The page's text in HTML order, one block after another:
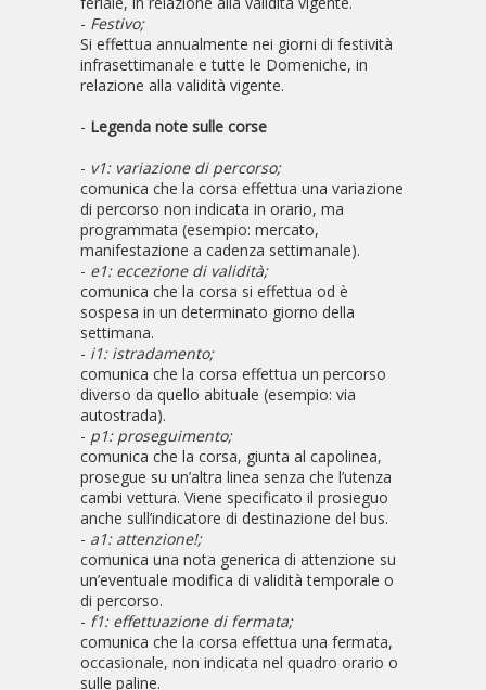
- Festivo;
Si effettua annualmente nei giorni di festività
infrasettimanale e tutte le Domeniche, in
relazione alla validità vigente.
- Legenda note sulle corse
- v1: variazione di percorso;
comunica che la corsa effettua una variazione
di percorso non indicata in orario, ma
programmata (esempio: mercato,
manifestazione a cadenza settimanale).
- e1: eccezione di validità;
comunica che la corsa si effettua od è
sospesa in un determinato giorno della
settimana.
- i1: istradamento;
comunica che la corsa effettua un percorso
diverso da quello abituale (esempio: via
autostrada).
- p1: proseguimento;
comunica che la corsa, giunta al capolinea,
prosegue su un’altra linea senza che l’utenza
cambi vettura. Viene specificato il prosieguo
anche sull’indicatore di destinazione del bus.
- a1: attenzione!;
comunica una nota generica di attenzione su
un’eventuale modifica di validità temporale o
di percorso.
- f1: effettuazione di fermata;
comunica che la corsa effettua una fermata,
occasionale, non indicata nel quadro orario o
sulle paline.